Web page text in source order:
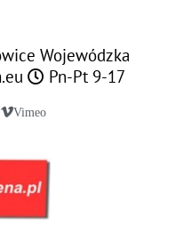
Wojewódzka
Pn-Pt 9-17
Vimeo